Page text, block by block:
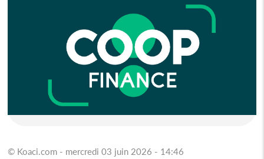
© Koaci.com - mercredi 03 juin 2026 - 14:46